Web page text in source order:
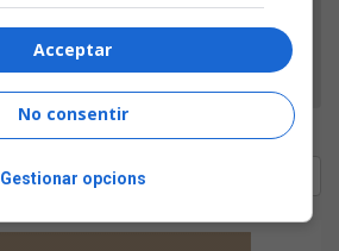
Acceptar
No consentir
Gestionar opcions